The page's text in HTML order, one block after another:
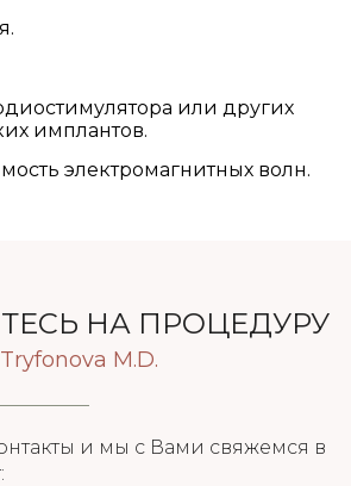
или других
имплантов.
электромагнитных волн.
НА ПРОЦЕДУРУ
M.D.
и мы с Вами свяжемся в